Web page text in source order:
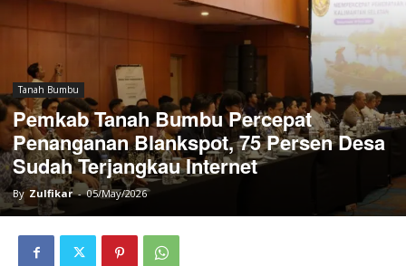
Tanah Bumbu
Pemkab Tanah Bumbu Percepat
Penanganan Blankspot, 75 Persen Desa
Sudah Terjangkau Internet
By Zulfikar - 05/May/2026